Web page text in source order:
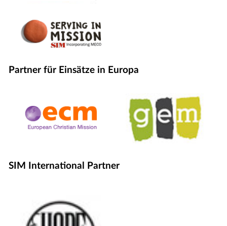
Partner für Einsätze in Europa
SIM International Partner